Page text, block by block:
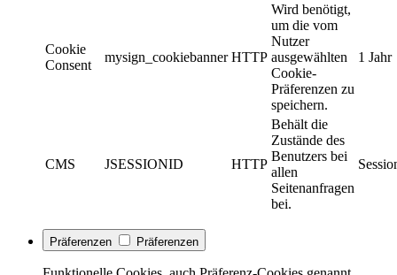
Cookie
Consent
mysign_cookiebanner HTTP
Wird benötigt,
um die vom
Nutzer
ausgewählten
Cookie-
Präferenzen zu
speichern.
1 Jahr
CMS JSESSIONID HTTP
Behält die
Zustände des
Benutzers bei
allen
Seitenanfragen
bei.
Präferenzen Präferenzen